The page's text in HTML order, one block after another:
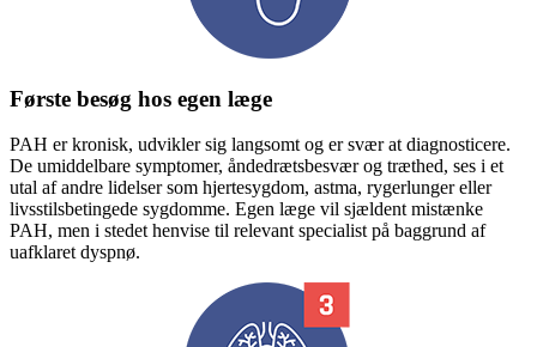
Første besøg hos egen læge
PAH er kronisk, udvikler sig langsomt og er svær at diagnosticere.
De umiddelbare symptomer, åndedrætsbesvær og træthed, ses i et
utal af andre lidelser som hjertesygdom, astma, rygerlunger eller
livsstilsbetingede sygdomme. Egen læge vil sjældent mistænke
PAH, men i stedet henvise til relevant specialist på baggrund af
uafklaret dyspnø.